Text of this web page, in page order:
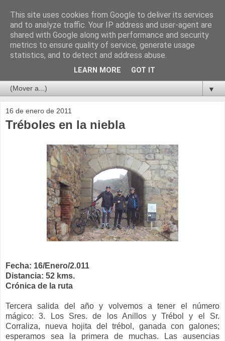
▼
16 de enero de 2011
Tréboles en la niebla
Fecha: 16/Enero/2.011
Distancia: 52 kms.
Crónica de la ruta
Tercera salida del año y volvemos a tener el número
mágico: 3. Los Sres. de los Anillos y Trébol y el Sr.
Corraliza, nueva hojita del trébol, ganada con galones;
esperamos sea la primera de muchas. Las ausencias
This site uses cookies from Google to deliver its services
and to analyze traffic. Your IP address and user-agent are
shared with Google along with performance and security
metrics to ensure quality of service, generate usage
statistics, and to detect and address abuse.
LEARN MORE GOT IT